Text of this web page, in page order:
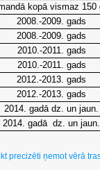
kopā vismaz 150
2008.-2009. gads
2008.-2009. gads
2010.-2011. gads
2010.-2011. gads
2012.-2013. gads
2012.-2013. gads
2014. gadā dz. un jaun.
2014. gadā dz. un jaun.
precizēti ņemot vērā